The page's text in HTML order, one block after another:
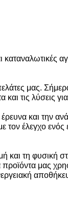
μας.
τις λύσεις
και την
τον έλεγχο
τη φυσική
μας